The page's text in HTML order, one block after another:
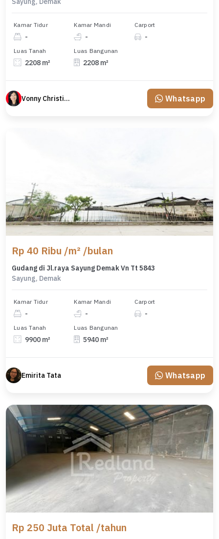
Kamar Tidur
-
Kamar Mandi
-
Carport
-
Luas Tanah
2208 m²
Luas Bangunan
2208 m²
Vonny Christina Whatsapp
Rp 40 Ribu /m² /bulan
Gudang di Jl.raya Sayung Demak Vn Tt 5843
Sayung, Demak
Kamar Tidur
-
Kamar Mandi
-
Carport
-
Luas Tanah
9900 m²
Luas Bangunan
5940 m²
Emirita Tata Whatsapp
Rp 250 Juta Total /tahun